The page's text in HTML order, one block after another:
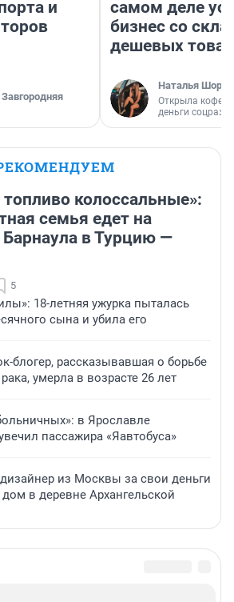
и
самом деле
бизнес со
дешевых
Наталья
Открыла
деньги
колоссальные»:
семья едет на
в Турцию —
5
18-летняя ужурка пыталась
сына и убила его
блогер, рассказывавшая о борьбе
умерла в возрасте 26 лет
в Ярославле
пассажира «Яавтобуса»
из Москвы за свои деньги
в деревне Архангельской